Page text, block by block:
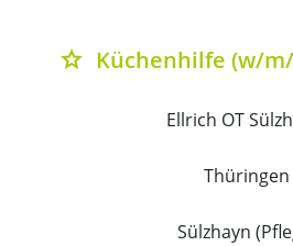
grade Küchenhilfe (w/
Ellrich OT
Thüringen
Sülzhayn